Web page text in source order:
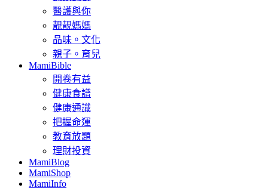
醫護與你
靚靚媽媽
品味。文化
親子。育兒
MamiBible
開卷有益
健康食譜
健康通識
把握命運
教育放題
理財投資
MamiBlog
MamiShop
MamiInfo